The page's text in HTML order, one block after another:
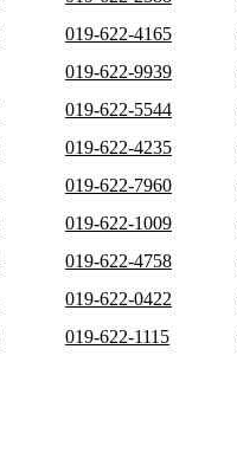
019-622-4165
019-622-9939
019-622-5544
019-622-4235
019-622-7960
019-622-1009
019-622-4758
019-622-0422
019-622-1115